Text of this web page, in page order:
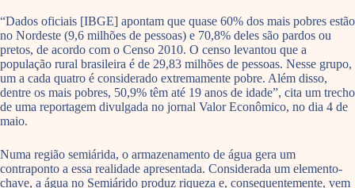
“Dados oficiais [IBGE] apontam que quase 60% dos mais pobres estão
no Nordeste (9,6 milhões de pessoas) e 70,8% deles são pardos ou
pretos, de acordo com o Censo 2010. O censo levantou que a
população rural brasileira é de 29,83 milhões de pessoas. Nesse grupo,
um a cada quatro é considerado extremamente pobre. Além disso,
dentre os mais pobres, 50,9% têm até 19 anos de idade”, cita um trecho
de uma reportagem divulgada no jornal Valor Econômico, no dia 4 de
maio.
Numa região semiárida, o armazenamento de água gera um
contraponto a essa realidade apresentada. Considerada um elemento-
chave, a água no Semiárido produz riqueza e, consequentemente, vem